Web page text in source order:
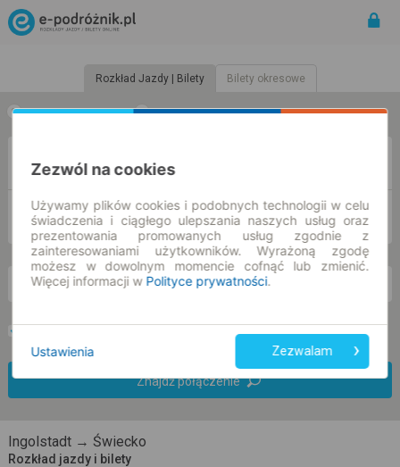
Rozkład Jazdy | Bilety Bilety okresowe
w jedną stronę w obie strony
DO
nd. 9 sie. -- : --
Tylko bilet online
Znajdź połączenie
Ingolstadt → Świecko
Rozkład jazdy i bilety
Zezwól na cookies
Używamy plików cookies i podobnych technologii w celu
świadczenia i ciągłego ulepszania naszych usług oraz
prezentowania promowanych usług zgodnie z
zainteresowaniami użytkowników. Wyrażoną zgodę
możesz w dowolnym momencie cofnąć lub zmienić.
Więcej informacji w Polityce prywatności.
Ustawienia Zezwalam